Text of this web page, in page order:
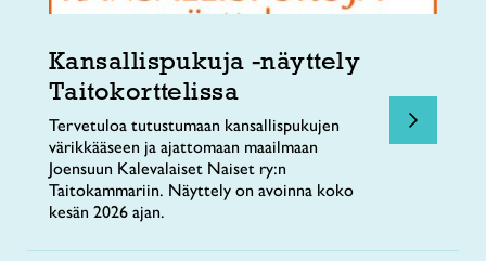
Kansallispukuja -näyttely
Taitokorttelissa
Tervetuloa tutustumaan kansallispukujen
värikkääseen ja ajattomaan maailmaan
Joensuun Kalevalaiset Naiset ry:n
Taitokammariin. Näyttely on avoinna koko
kesän 2026 ajan.